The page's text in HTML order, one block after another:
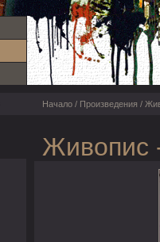
Начало / Произведения /
Живопис